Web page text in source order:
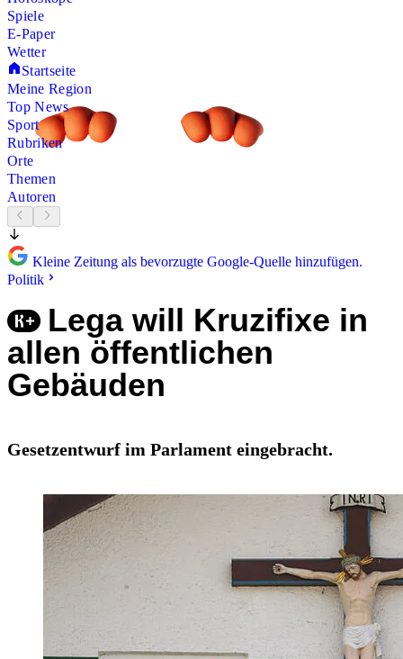
Spiele
E-Paper
Wetter
Startseite
Meine Region
Top News
Sport
Rubriken
Orte
Themen
Autoren
Kleine Zeitung als bevorzugte Google-Quelle hinzufügen.
Politik
Lega will Kruzifixe in
allen öffentlichen
Gebäuden
Gesetzentwurf im Parlament eingebracht.